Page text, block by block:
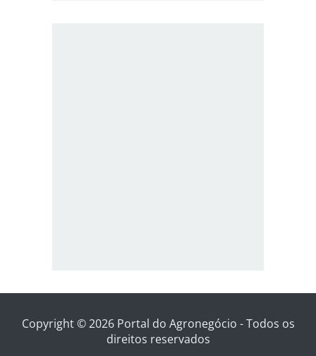
Copyright © 2026 Portal do Agronegócio - Todos os
direitos reservados